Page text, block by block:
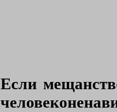
Если